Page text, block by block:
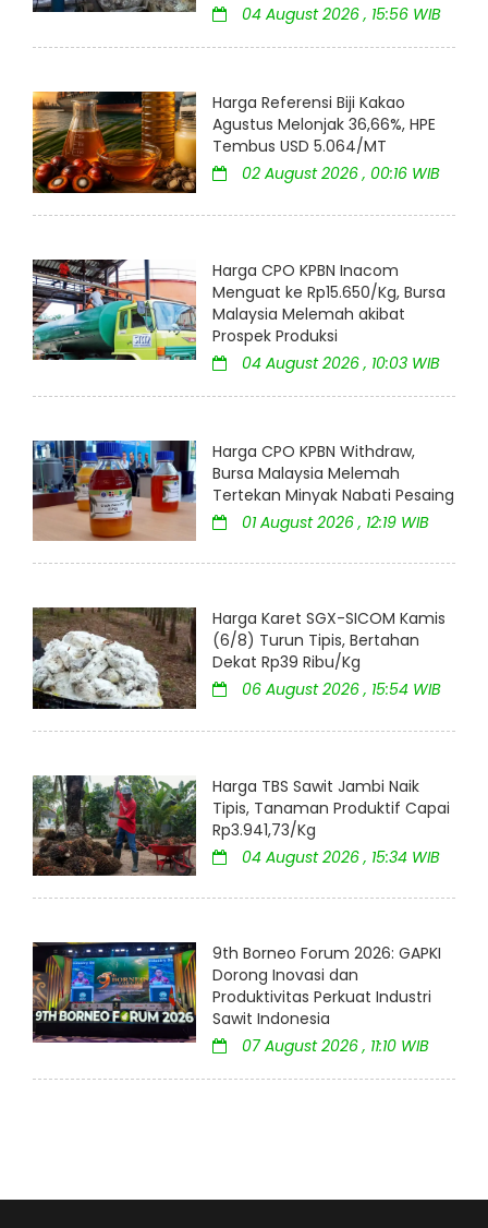
04 August 2026 , 15:56 WIB
Harga Referensi Biji Kakao
Agustus Melonjak 36,66%, HPE
Tembus USD 5.064/MT
02 August 2026 , 00:16 WIB
Harga CPO KPBN Inacom
Menguat ke Rp15.650/Kg, Bursa
Malaysia Melemah akibat
Prospek Produksi
04 August 2026 , 10:03 WIB
Harga CPO KPBN Withdraw,
Bursa Malaysia Melemah
Tertekan Minyak Nabati Pesaing
01 August 2026 , 12:19 WIB
Harga Karet SGX-SICOM Kamis
(6/8) Turun Tipis, Bertahan
Dekat Rp39 Ribu/Kg
06 August 2026 , 15:54 WIB
Harga TBS Sawit Jambi Naik
Tipis, Tanaman Produktif Capai
Rp3.941,73/Kg
04 August 2026 , 15:34 WIB
9th Borneo Forum 2026: GAPKI
Dorong Inovasi dan
Produktivitas Perkuat Industri
Sawit Indonesia
07 August 2026 , 11:10 WIB